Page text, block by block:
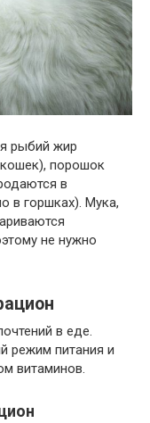
рыбий жир
порошок
в
в горшках). Мука,
не нужно
в еде.
режим питания и
витаминов.